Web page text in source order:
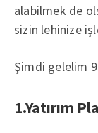
alabilmek de
sizin lehinize
Şimdi gelelim
1.Yatırım